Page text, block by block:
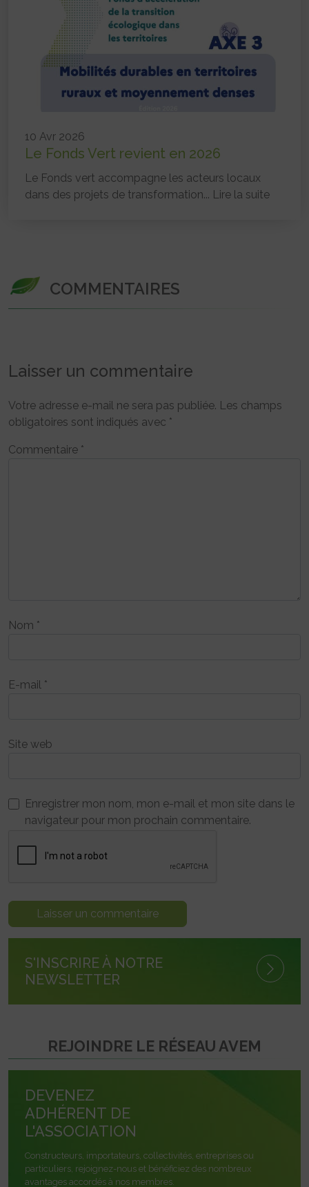
10 Avr 2026
Le Fonds Vert revient en 2026
Le Fonds vert accompagne les acteurs locaux
dans des projets de transformation... Lire la suite
COMMENTAIRES
Laisser un commentaire
Votre adresse e-mail ne sera pas publiée. Les champs
obligatoires sont indiqués avec *
Commentaire *
Nom *
E-mail *
Site web
Enregistrer mon nom, mon e-mail et mon site dans le
navigateur pour mon prochain commentaire.
S'INSCRIRE À NOTRE
NEWSLETTER
REJOINDRE LE RÉSEAU AVEM
DEVENEZ
ADHÉRENT DE
L'ASSOCIATION
Constructeurs, importateurs, collectivités, entreprises ou
particuliers, rejoignez-nous et bénéficiez des nombreux
avantages accordés à nos membres.